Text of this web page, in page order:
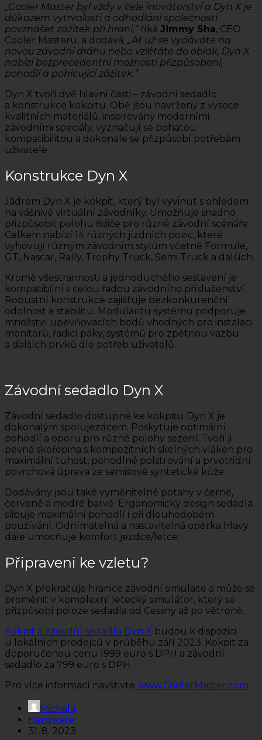
„Cooler Master byl vždy v čele inovátorství a Dyn X je
důkazem vytrvalosti a odhodlání společnosti
povznášet zážitek při hraní,“říká Jimmy Sha, CEO
Cooler Masteru, a dodává: „Ať už se vydáváte na
novou závodní dráhu nebo vzlétáte do oblak, Dyn X
nabízí bezprecedentní možnosti přizpůsobení,
pohodlí a pohlcující zážitek.“
Dyn X tvoří dvě hlavní části – závodní sedadlo
a konstrukce kokpitu. Obě jsou navrženy z vysoce
kvalitních materiálů, inspirovány moderními
závodními speciály, vyznačují se bohatou
kompatibilitou a dokonale se přizpůsobí potřebám
uživatele.
Konstrukce Dyn X
Jádrem Dyn X je kokpit, který byl vyvinut s ohledem
na vášnivé virtuální závodníky. Umožňuje snadno
přizpůsobit polohu řidiče pro různé závodní scénáře.
Celkem nabízí 14 různých jízdních pozic, které
vyhovují různým závodním stylům včetně Formule,
GT, Nascar, Rally, Trophy Truck, Semi Truck a dalších.
Kromě všestrannosti a jednoduchého sestavení je
kompatibilní s celou řadou závodního příslušenství.
Robustní konstrukce zajišťuje bezkonkurenční
odolnost a stabilitu. Modularitu systému podporuje
množství upevňovacích bodů vhodných pro instalaci
monitorů, řadicí páky, systémů pro zpětnou vazbu
a dalších prvků dle potřeb uživatelů.
Závodní sedadlo Dyn X
Závodní sedadlo dostupné ke kokpitu Dyn X je
dokonalým spolujezdcem. Poskytuje optimální
pohodlí a oporu pro různé polohy sezení. Tvoří ji
pevná skořepina s kompozitních skelných vláken pro
maximální tuhost, pohodlné polstrování a prvotřídní
povrchová úprava ze semišové syntetické kůže.
Dodávány jsou také vyměnitelné potahy v černé,
červené a modré barvě. Ergonomický design sedadla
slibuje maximální pohodlí i při dlouhodobém
používání. Odnímatelná a nastavitelná opěrka hlavy
dále umocňuje komfort jezdce/letce.
Připraveni ke vzletu?
Dyn X překračuje hranice závodní simulace a může se
proměnit v komplexní letecký simulátor, který se
přizpůsobí poloze sedadla od Cessny až po větroně.
Kokpit a závodní sedadlo Dyn X budou k dispozici
u lokálních prodejců v průběhu září 2023. Kokpit za
doporučenou cenu 1999 euro s DPH a závodní
sedadlo za 799 euro s DPH.
Pro více informací navštivte www.CoolerMaster.com.
Michala
Hardware
31. 8. 2023